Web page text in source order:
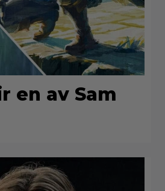
en av Sam